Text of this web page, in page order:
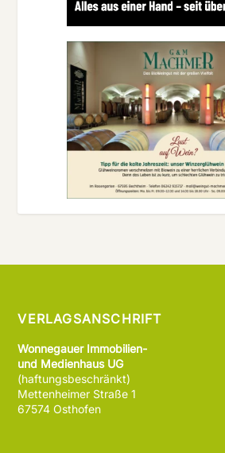
VERLAGSANSCHRIFT
Wonnegauer Immobilien-
und Medienhaus UG
(haftungsbeschränkt)
Mettenheimer Straße 1
67574 Osthofen